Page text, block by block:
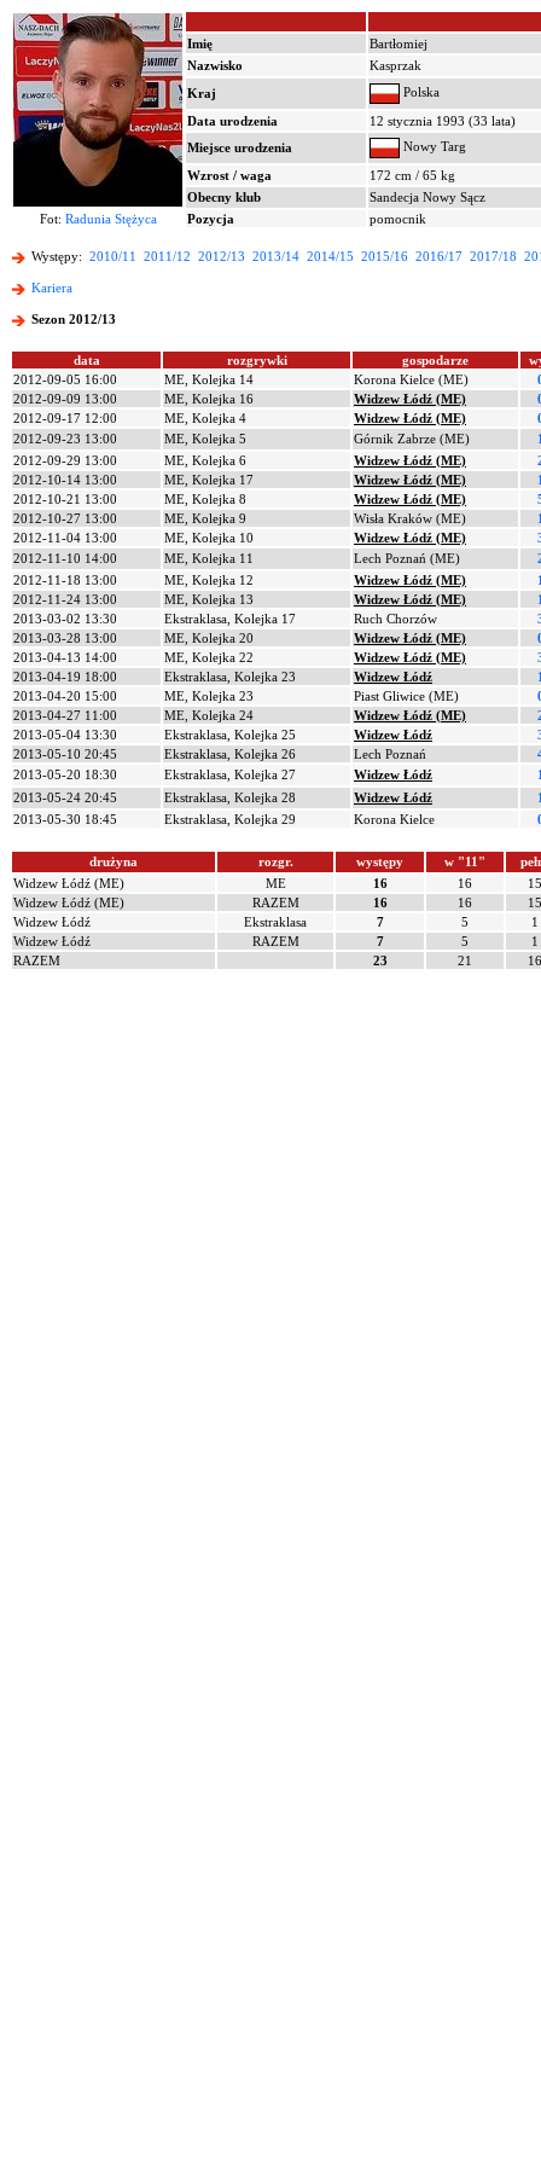
Imię
Bartłomiej
Nazwisko
Kasprzak
Kraj
Polska
Data urodzenia
12 stycznia 1993 (33 lata)
Miejsce urodzenia
Nowy Targ
Wzrost / waga
172 cm / 65 kg
Obecny klub
Sandecja Nowy Sącz
Fot: Radunia Stężyca Pozycja pomocnik
Występy: 2010/11 2011/12 2012/13 2013/14 2014/15 2015/16 2016/17 2017/18
Kariera
Sezon 2012/13
data rozgrywki gospodarze
2012-09-05 16:00
ME, Kolejka 14 Korona Kielce (ME)
2012-09-09 13:00
ME, Kolejka 16 Widzew Łódź (ME)
2012-09-17 12:00
ME, Kolejka 4 Widzew Łódź (ME)
2012-09-23 13:00
ME, Kolejka 5 Górnik Zabrze (ME)
2012-09-29 13:00
ME, Kolejka 6 Widzew Łódź (ME)
2012-10-14 13:00
ME, Kolejka 17 Widzew Łódź (ME)
2012-10-21 13:00
ME, Kolejka 8 Widzew Łódź (ME)
2012-10-27 13:00
ME, Kolejka 9 Wisła Kraków (ME)
2012-11-04 13:00
ME, Kolejka 10 Widzew Łódź (ME)
2012-11-10 14:00
ME, Kolejka 11 Lech Poznań (ME)
2012-11-18 13:00
ME, Kolejka 12 Widzew Łódź (ME)
2012-11-24 13:00
ME, Kolejka 13 Widzew Łódź (ME)
2013-03-02 13:30
Ekstraklasa, Kolejka 17 Ruch Chorzów
2013-03-28 13:00
ME, Kolejka 20 Widzew Łódź (ME)
2013-04-13 14:00
ME, Kolejka 22 Widzew Łódź (ME)
2013-04-19 18:00
Ekstraklasa, Kolejka 23 Widzew Łódź
2013-04-20 15:00
ME, Kolejka 23 Piast Gliwice (ME)
2013-04-27 11:00
ME, Kolejka 24 Widzew Łódź (ME)
2013-05-04 13:30
Ekstraklasa, Kolejka 25 Widzew Łódź
2013-05-10 20:45
Ekstraklasa, Kolejka 26 Lech Poznań
2013-05-20 18:30
Ekstraklasa, Kolejka 27 Widzew Łódź
2013-05-24 20:45
Ekstraklasa, Kolejka 28 Widzew Łódź
2013-05-30 18:45
Ekstraklasa, Kolejka 29 Korona Kielce
drużyna rozgr. występy w "11"
Widzew Łódź (ME)
ME 16 16
15
Widzew Łódź (ME)
RAZEM 16 16
15
Widzew Łódź
Ekstraklasa 7 5
1
Widzew Łódź
RAZEM 7 5
1
RAZEM
23 21 16